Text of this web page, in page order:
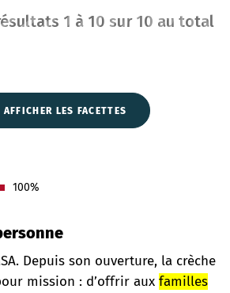
1 à 10 sur 10 au total
AFFICHER LES FACETTES
100%
Depuis son ouverture, la crèche
mission : d’offrir aux familles